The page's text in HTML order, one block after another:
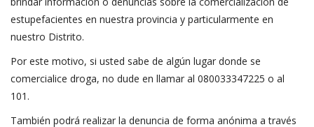
estupefacientes en nuestra provincia y particularmente en
nuestro Distrito.
Por este motivo, si usted sabe de algún lugar donde se
comercialice droga, no dude en llamar al 080033347225 o al
101.
También podrá realizar la denuncia de forma anónima a través